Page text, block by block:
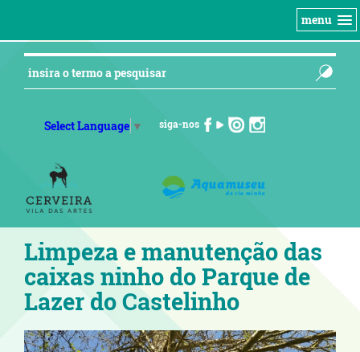
menu
Select Language ▼ siga-nos
Limpeza e manutenção das
caixas ninho do Parque de
Lazer do Castelinho